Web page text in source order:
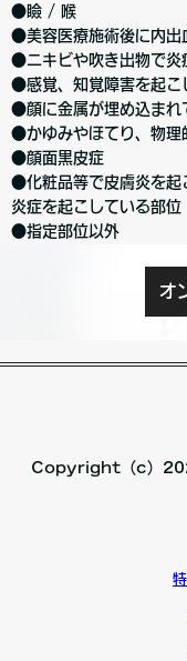
●瞼 / 喉
●美容医療施術後に内出
●ニキビや吹き出物で炎
●感覚、知覚障害を起こ
●顔に金属が埋め込まれ
●かゆみやほてり、物理
●顔面黒皮症
●化粧品等で皮膚炎を起
炎症を起こしている部位
●指定部位以外
オ
Copyright（c）